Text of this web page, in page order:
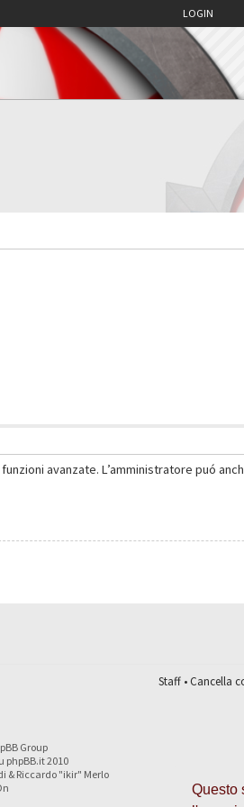
Questo
LOGIN
avanzate. L’amministratore puó
Staff•Cancella
Group
phpBB.it 2010
& Riccardo "ikir" Merlo